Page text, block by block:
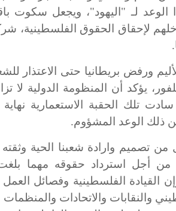
الوعد لـ "اليهود"، ويجعل سكوت
لإحقاق الحقوق الفلسطينية،
ورفض بريطانيا حتى الاعتذار
يؤكد أن المنظومة الدولية لا
تلك الحقبة الاستعمارية
ذلك الوعد المشؤوم.
تصميم وارادة شعبنا الحية وثقته
من أجل استرداد حقوقه مهما
القيادة الفلسطينية وفصائل
والنقابات والاتحادات